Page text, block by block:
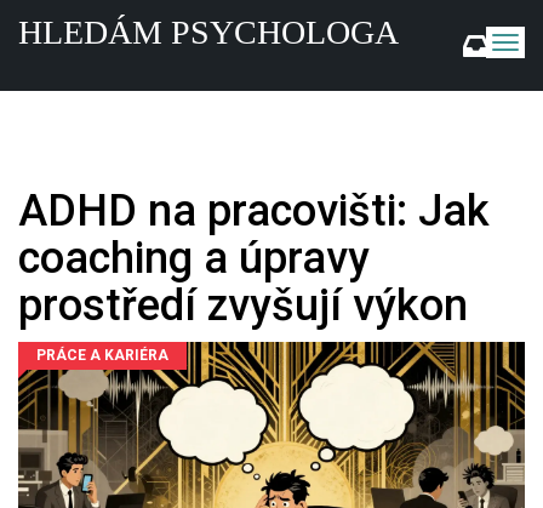
Z
b
a
c
HLEDÁM PSYCHOLOGA
ADHD na pracovišti: Jak
coaching a úpravy
prostředí zvyšují výkon
PRÁCE A KARIÉRA